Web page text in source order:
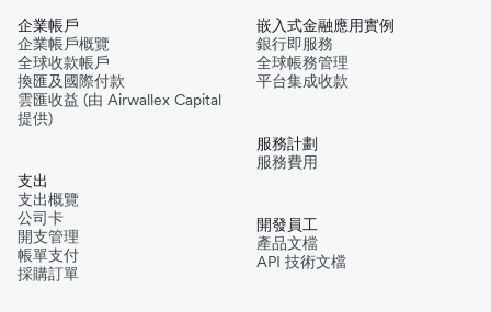
企業帳戶
企業帳戶概覽
全球收款帳戶
換匯及國際付款
雲匯收益 (由 Airwallex Capital
提供)
支出
支出概覽
公司卡
開支管理
帳單支付
採購訂單
嵌入式金融應用實例
銀行即服務
全球帳務管理
平台集成收款
服務計劃
服務費用
開發員工
產品文檔
API 技術文檔